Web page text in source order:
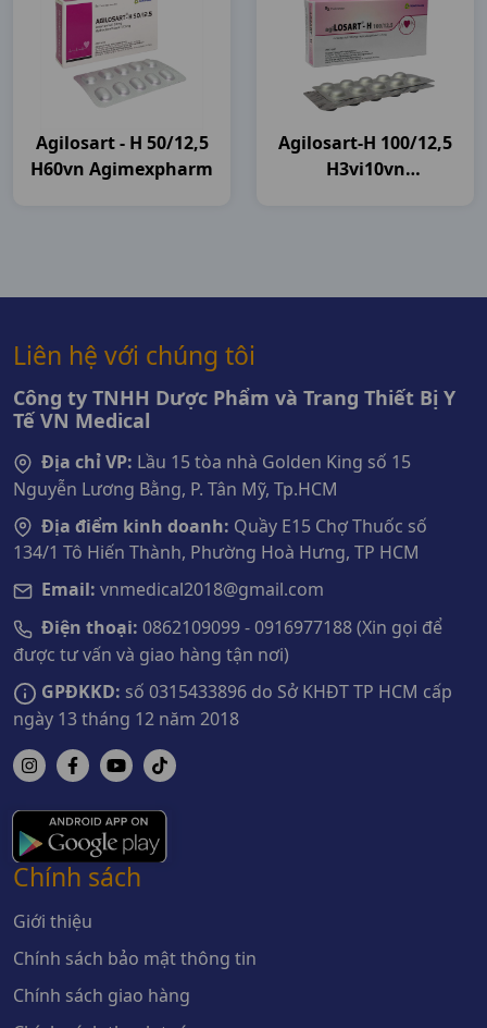
Agilosart - H 50/12,5
H60vn Agimexpharm
Agilosart-H 100/12,5
H3vi10vn
Liên hệ với chúng tôi
Công ty TNHH Dược Phẩm và Trang Thiết Bị Y
Tế VN Medical
Địa chỉ VP: Lầu 15 tòa nhà Golden King số 15
Nguyễn Lương Bằng, P. Tân Mỹ, Tp.HCM
Địa điểm kinh doanh: Quầy E15 Chợ Thuốc số
134/1 Tô Hiến Thành, Phường Hoà Hưng, TP HCM
Email: vnmedical2018@gmail.com
Điện thoại: 0862109099 - 0916977188 (Xin gọi để
được tư vấn và giao hàng tận nơi)
GPĐKKD: số 0315433896 do Sở KHĐT TP HCM cấp
ngày 13 tháng 12 năm 2018
Chính sách
Giới thiệu
Chính sách bảo mật thông tin
Chính sách giao hàng